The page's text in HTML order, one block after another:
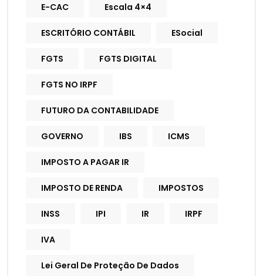
E-CAC Escala 4×4
ESCRITÓRIO CONTÁBIL ESocial
FGTS FGTS DIGITAL
FGTS NO IRPF
FUTURO DA CONTABILIDADE
GOVERNO IBS ICMS
IMPOSTO A PAGAR IR
IMPOSTO DE RENDA IMPOSTOS
INSS IPI IR IRPF
IVA
Lei Geral De Proteção De Dados